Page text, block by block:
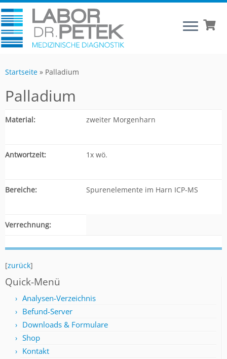
Startseite » Palladium
Palladium
Material: zweiter Morgenharn
Antwortzeit: 1x wö.
Bereiche: Spurenelemente im Harn ICP-MS
Verrechnung:
[zurück]
Quick-Menü
Analysen-Verzeichnis
Befund-Server
Downloads & Formulare
Shop
Kontakt